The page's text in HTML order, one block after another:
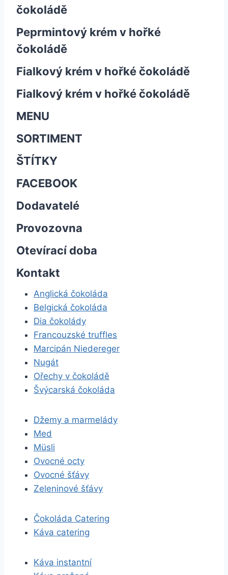
čokoládě
Peprmintový krém v hořké
čokoládě
Fialkový krém v hořké čokoládě
Fialkový krém v hořké čokoládě
MENU
SORTIMENT
ŠTÍTKY
FACEBOOK
Dodavatelé
Provozovna
Otevírací doba
Kontakt
Anglická čokoláda
Belgická čokoláda
Dia čokolády
Francouzské truffles
Marcipán Niedereger
Nugát
Ořechy v čokoládě
Švýcarská čokoláda
Džemy a marmelády
Med
Müsli
Ovocné octy
Ovocné šťávy
Zeleninové šťávy
Čokoláda Catering
Káva catering
Káva instantní